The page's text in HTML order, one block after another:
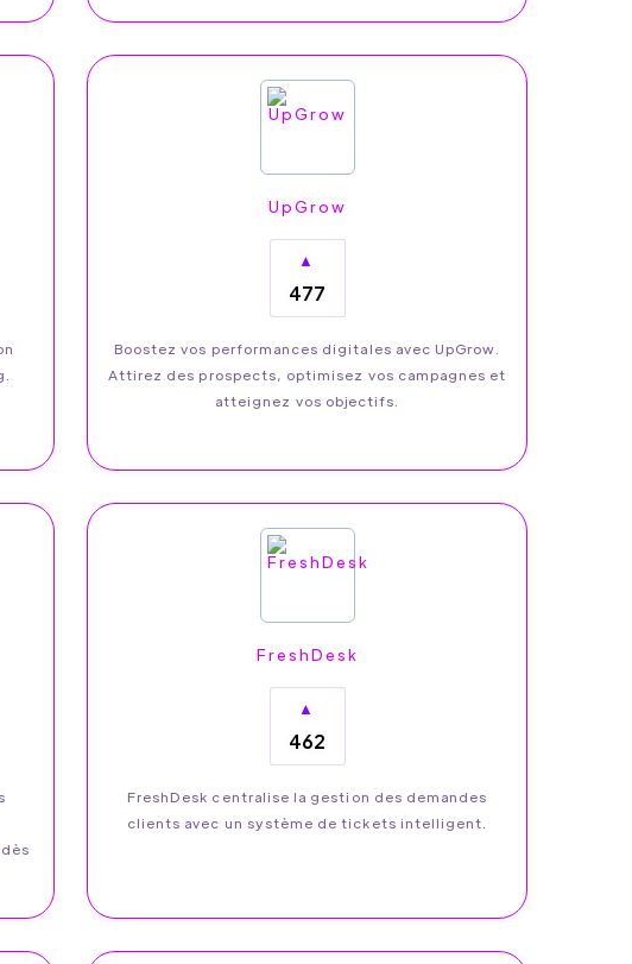
UpGrow
▲
477
Boostez vos performances digitales avec UpGrow.
Attirez des prospects, optimisez vos campagnes et
atteignez vos objectifs.
FreshDesk
▲
462
FreshDesk centralise la gestion des demandes
clients avec un système de tickets intelligent.